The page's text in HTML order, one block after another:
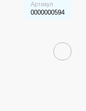
Артикул
0000000594